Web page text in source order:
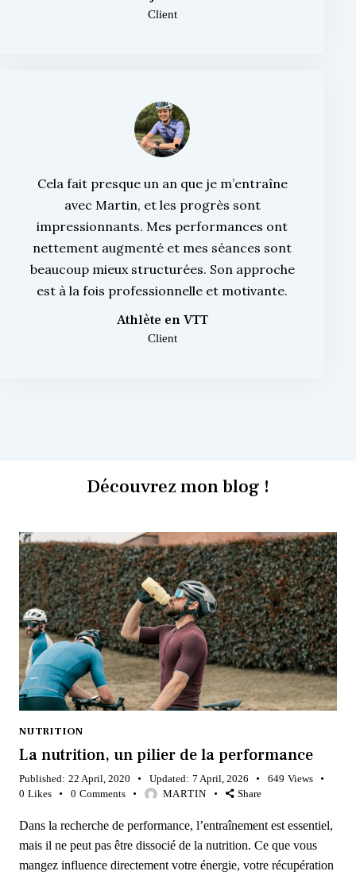
Client
Cela fait presque un an que je m’entraîne
avec Martin, et les progrès sont
impressionnants. Mes performances ont
nettement augmenté et mes séances sont
beaucoup mieux structurées. Son approche
est à la fois professionnelle et motivante.
Athlète en VTT
Client
Découvrez mon blog !
NUTRITION
La nutrition, un pilier de la performance
Published: 22 April, 2020 Updated: 7 April, 2026 649 Views
0 Likes 0 Comments MARTIN Share
Dans la recherche de performance, l’entraînement est essentiel,
mais il ne peut pas être dissocié de la nutrition. Ce que vous
mangez influence directement votre énergie, votre récupération